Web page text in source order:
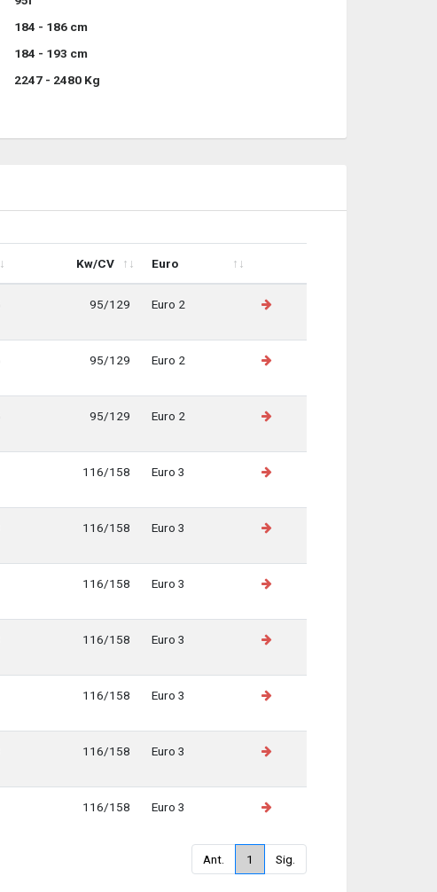
184 - 186 cm
184 - 193 cm
2247 - 2480 Kg
Kw/CV Euro
95/129 Euro 2
95/129 Euro 2
95/129 Euro 2
116/158 Euro 3
116/158 Euro 3
116/158 Euro 3
116/158 Euro 3
116/158 Euro 3
116/158 Euro 3
116/158 Euro 3
Ant. 1 Sig.